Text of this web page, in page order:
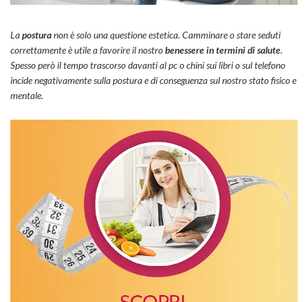
Laposturanon è solo una questione estetica. Camminare o stare seduti
correttamente è utile a favorire il nostrobenessere in termini di salute.
Spesso però il tempo trascorso davanti al pc o chini sui libri o sul telefono
incide negativamente sulla postura e di conseguenza sul nostro stato fisico e
mentale.